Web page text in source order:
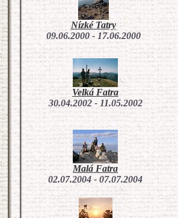
Nízké Tatry
09.06.2000 - 17.06.2000
Velká Fatra
30.04.2002 - 11.05.2002
Malá Fatra
02.07.2004 - 07.07.2004